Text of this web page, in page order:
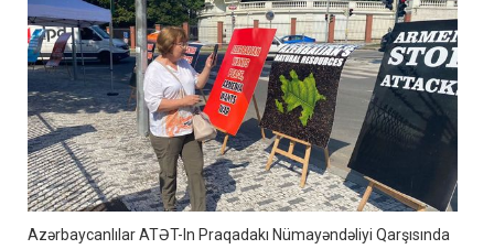
Azərbaycanlılar ATƏT-In Praqadakı Nümayəndəliyi Qarşısında